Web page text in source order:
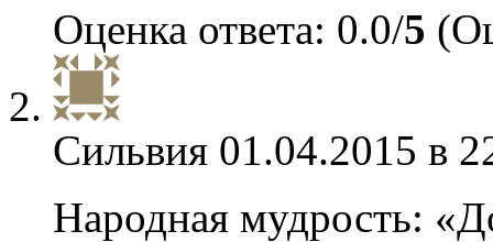
Оценка ответа: 0.0/5
Сильвия 01.04.2015 в
Народная мудрость: